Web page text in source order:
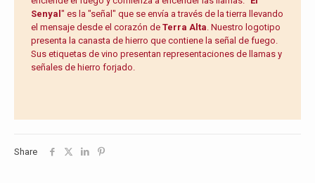
Senyal " es la "señal" que se envía a través de la tierra llevando
el mensaje desde el corazón de Terra Alta. Nuestro logotipo
presenta la canasta de hierro que contiene la señal de fuego.
Sus etiquetas de vino presentan representaciones de llamas y
señales de hierro forjado.
Share